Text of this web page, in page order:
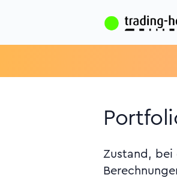
Zustand, bei